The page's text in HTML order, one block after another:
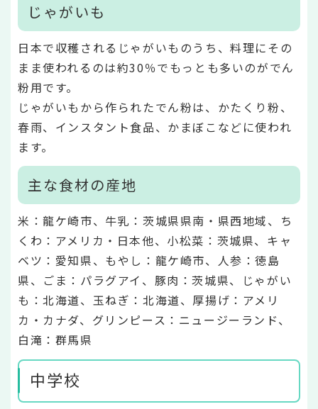
じゃがいも
日本で収穫されるじゃがいものうち、料理にその
まま使われるのは約30％でもっとも多いのがでん
粉用です。
じゃがいもから作られたでん粉は、かたくり粉、
春雨、インスタント食品、かまぼこなどに使われ
ます。
主な食材の産地
米：龍ケ崎市、牛乳：茨城県県南・県西地域、ち
くわ：アメリカ・日本他、小松菜：茨城県、キャ
ベツ：愛知県、もやし：龍ケ崎市、人参：徳島
県、ごま：パラグアイ、豚肉：茨城県、じゃがい
も：北海道、玉ねぎ：北海道、厚揚げ：アメリ
カ・カナダ、グリンピース：ニュージーランド、
白滝：群馬県
中学校